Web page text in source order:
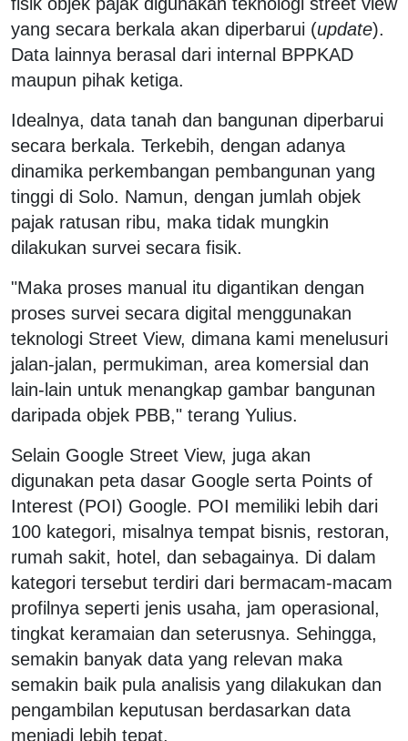
yang secara berkala akan diperbarui (update).
Data lainnya berasal dari internal BPPKAD
maupun pihak ketiga.
Idealnya, data tanah dan bangunan diperbarui
secara berkala. Terkebih, dengan adanya
dinamika perkembangan pembangunan yang
tinggi di Solo. Namun, dengan jumlah objek
pajak ratusan ribu, maka tidak mungkin
dilakukan survei secara fisik.
"Maka proses manual itu digantikan dengan
proses survei secara digital menggunakan
teknologi Street View, dimana kami menelusuri
jalan-jalan, permukiman, area komersial dan
lain-lain untuk menangkap gambar bangunan
daripada objek PBB," terang Yulius.
Selain Google Street View, juga akan
digunakan peta dasar Google serta Points of
Interest (POI) Google. POI memiliki lebih dari
100 kategori, misalnya tempat bisnis, restoran,
rumah sakit, hotel, dan sebagainya. Di dalam
kategori tersebut terdiri dari bermacam-macam
profilnya seperti jenis usaha, jam operasional,
tingkat keramaian dan seterusnya. Sehingga,
semakin banyak data yang relevan maka
semakin baik pula analisis yang dilakukan dan
pengambilan keputusan berdasarkan data
menjadi lebih tepat.